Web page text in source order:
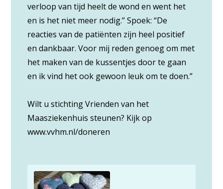
verloop van tijd heelt de wond en went het
en is het niet meer nodig.” Spoek: “De
reacties van de patiënten zijn heel positief
en dankbaar. Voor mij reden genoeg om met
het maken van de kussentjes door te gaan
en ik vind het ook gewoon leuk om te doen.”
Wilt u stichting Vrienden van het
Maasziekenhuis steunen? Kijk op
www.vvhm.nl/doneren